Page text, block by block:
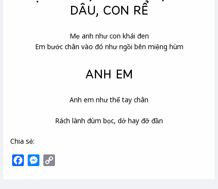
DÂU, CON RỂ
Mẹ anh như con khái đen
Em bước chân vào đó như ngồi bên miệng hùm
ANH EM
Anh em như thể tay chân
Rách lành đùm bọc, dở hay đỡ đần
Chia sẻ:
M